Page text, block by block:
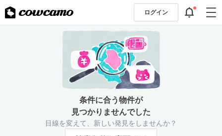
ログイン
条件に合う物件が
見つかりませんでした
目線を変えて、新しい発見をしませんか？